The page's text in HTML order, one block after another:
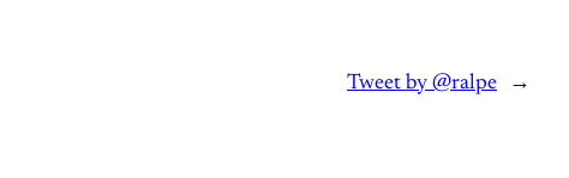
Tweet by @ralpe →